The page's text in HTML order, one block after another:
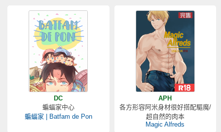
DC
蝙蝠家中心
蝙蝠家 | Batfam de Pon
APH
各方形容阿米身材很好搭配驅魔/
超自然的肉本
Magic Alfreds